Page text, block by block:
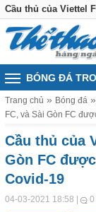
BÓNG ĐÁ
Trang chủ Bóng đá
FC, và Sài Gòn FC
Cầu thủ của
Gòn FC
Covid-19
04-03-2021 18:58 | 0